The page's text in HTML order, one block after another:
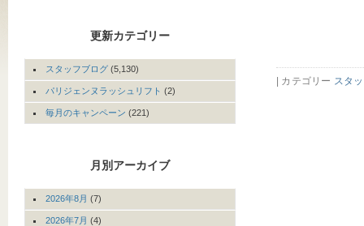
| カテゴリー スタ
更新カテゴリー
スタッフブログ (5,130)
パリジェンヌラッシュリフト (2)
毎月のキャンペーン (221)
月別アーカイブ
2026年8月 (7)
2026年7月 (4)